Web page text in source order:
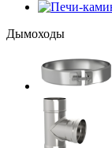
Дымоходы